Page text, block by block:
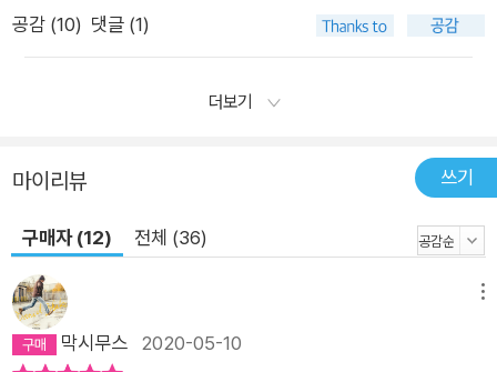
공감 (10) 댓글 (1)
더보기
마이리뷰 쓰기
구매자 (12) 전체 (36)
막시무스 2020-05-10